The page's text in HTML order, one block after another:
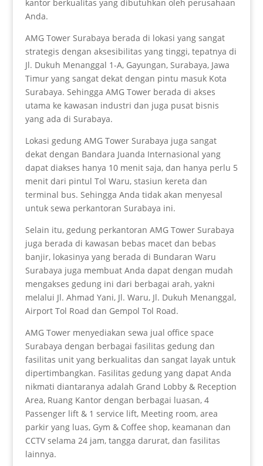
kantor berkualitas yang dibutuhkan oleh perusahaan
Anda.
AMG Tower Surabaya berada di lokasi yang sangat
strategis dengan aksesibilitas yang tinggi, tepatnya di
Jl. Dukuh Menanggal 1-A, Gayungan, Surabaya, Jawa
Timur yang sangat dekat dengan pintu masuk Kota
Surabaya. Sehingga AMG Tower berada di akses
utama ke kawasan industri dan juga pusat bisnis
yang ada di Surabaya.
Lokasi gedung AMG Tower Surabaya juga sangat
dekat dengan Bandara Juanda Internasional yang
dapat diakses hanya 10 menit saja, dan hanya perlu 5
menit dari pintul Tol Waru, stasiun kereta dan
terminal bus. Sehingga Anda tidak akan menyesal
untuk sewa perkantoran Surabaya ini.
Selain itu, gedung perkantoran AMG Tower Surabaya
juga berada di kawasan bebas macet dan bebas
banjir, lokasinya yang berada di Bundaran Waru
Surabaya juga membuat Anda dapat dengan mudah
mengakses gedung ini dari berbagai arah, yakni
melalui Jl. Ahmad Yani, Jl. Waru, Jl. Dukuh Menanggal,
Airport Tol Road dan Gempol Tol Road.
AMG Tower menyediakan sewa jual office space
Surabaya dengan berbagai fasilitas gedung dan
fasilitas unit yang berkualitas dan sangat layak untuk
dipertimbangkan. Fasilitas gedung yang dapat Anda
nikmati diantaranya adalah Grand Lobby & Reception
Area, Ruang Kantor dengan berbagai luasan, 4
Passenger lift & 1 service lift, Meeting room, area
parkir yang luas, Gym & Coffee shop, keamanan dan
CCTV selama 24 jam, tangga darurat, dan fasilitas
lainnya.